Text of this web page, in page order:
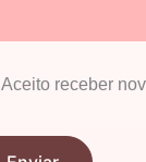
Aceito receber